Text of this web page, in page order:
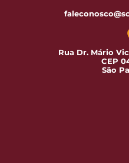
Rua Dr. Mário
CEP
São